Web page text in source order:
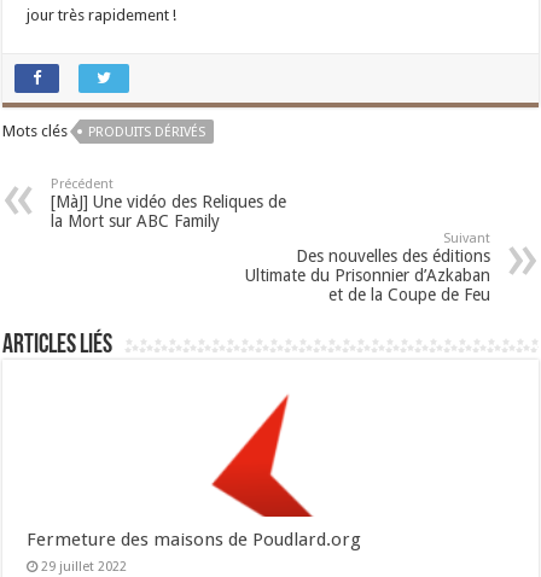
jour très rapidement !
Mots clés PRODUITS DÉRIVÉS
Précédent
[MàJ] Une vidéo des Reliques de
la Mort sur ABC Family
Suivant
Des nouvelles des éditions
Ultimate du Prisonnier d’Azkaban
et de la Coupe de Feu
Articles liés
Fermeture des maisons de Poudlard.org
29 juillet 2022